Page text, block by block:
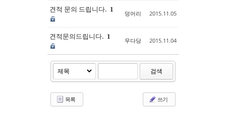
견적 문의 드립니다. 1
덩어리 2015.11.05
견적문의드립니다. 1
무다당 2015.11.04
검색
목록 쓰기